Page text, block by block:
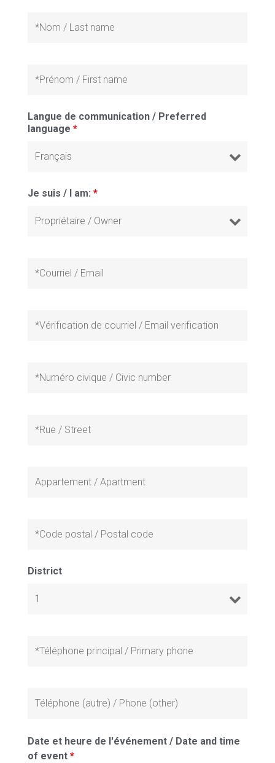
Langue de communication / Preferred
language *
Je suis / I am: *
District
Date et heure de l'événement / Date and time
of event *